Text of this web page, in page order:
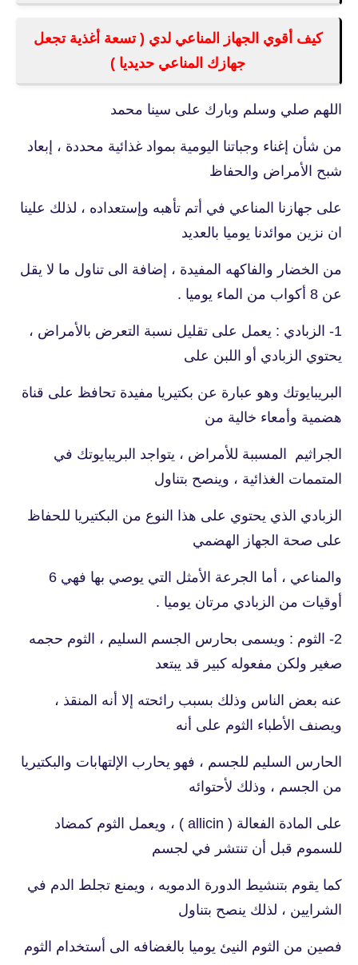
كيف أقوي الجهاز المناعي لدي ( تسعة أغذية تجعل
جهازك المناعي حديديا )
اللهم صلي وسلم وبارك على سينا محمد
من شأن إغناء وجباتنا اليومية بمواد غذائية محددة ، إبعاد
شبح الأمراض والحفاظ
على جهازنا المناعي في أتم تأهبه وإستعداده ، لذلك علينا
ان نزين موائدنا يوميا بالعديد
من الخضار والفاكهه المفيدة ، إضافة الى تناول ما لا يقل
عن 8 أكواب من الماء يوميا .
1- الزبادي : يعمل على تقليل نسبة التعرض بالأمراض ،
يحتوي الزبادي أو اللبن على
البريبايوتك وهو عبارة عن بكتيريا مفيدة تحافظ على قناة
هضمية وأمعاء خالية من
الجراثيم المسببة للأمراض ، يتواجد البريبايوتك في
المتممات الغذائية ، وينصح بتناول
الزبادي الذي يحتوي على هذا النوع من البكتيريا للحفاظ
على صحة الجهاز الهضمي
والمناعي ، أما الجرعة الأمثل التي يوصي بها فهي 6
أوقيات من الزبادي مرتان يوميا .
2- الثوم : ويسمى بحارس الجسم السليم ، الثوم حجمه
صغير ولكن مفعوله كبير قد يبتعد
عنه بعض الناس وذلك بسبب رائحته إلا أنه المنقذ ،
ويصنف الأطباء الثوم على أنه
الحارس السليم للجسم ، فهو يحارب الإلتهابات والبكتيريا
من الجسم ، وذلك لأحتوائه
على المادة الفعالة ( allicin ) ، ويعمل الثوم كمضاد
للسموم قبل أن تنتشر في لجسم
كما يقوم بتنشيط الدورة الدمويه ، ويمنع تجلط الدم في
الشرايين ، لذلك ينصح بتناول
فصين من الثوم النيئ يوميا بالغضافه الى أستخدام الثوم